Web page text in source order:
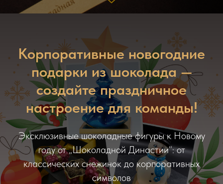
Корпоративные новогодние
подарки из шоколада —
создайте праздничное
настроение для команды!
Эксклюзивные шоколадные фигуры к Новому
году от „Шоколадной Династии“: от
классических снежинок до корпоративных
символов